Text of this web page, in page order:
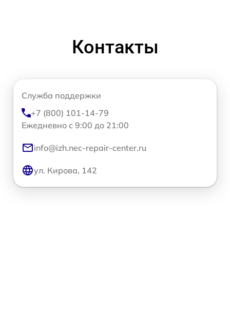
Контакты
Служба поддержки
+7 (800) 101-14-79
Ежедневно с 9:00 до 21:00
info@izh.nec-repair-center.ru
ул. Кирова, 142